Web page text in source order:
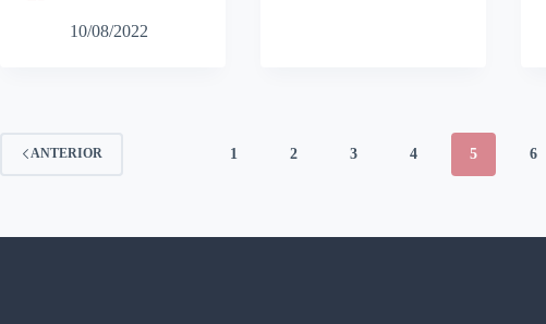
10/08/2022
ANTERIOR 1 2 3 4 5 6